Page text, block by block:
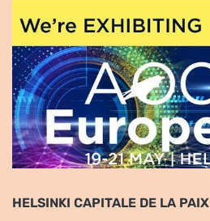
HELSINKI CAPITALE DE LA PAIX